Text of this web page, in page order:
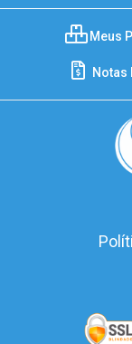
Meus
Notas